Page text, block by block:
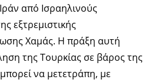
από Ισραηλινούς
εξτρεμιστικής
Χαμάς. Η πράξη αυτή
της Τουρκίας σε βάρος της
να μετετράπη, με